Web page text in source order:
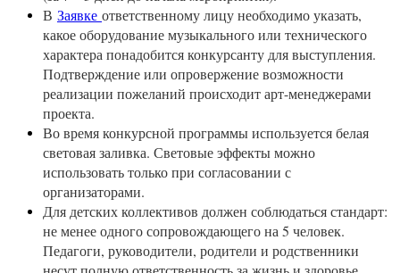
В Заявке ответственному лицу необходимо указать,
какое оборудование музыкального или технического
характера понадобится конкурсанту для выступления.
Подтверждение или опровержение возможности
реализации пожеланий происходит арт-менеджерами
проекта.
Во время конкурсной программы используется белая
световая заливка. Световые эффекты можно
использовать только при согласовании с
организаторами.
Для детских коллективов должен соблюдаться стандарт:
не менее одного сопровождающего на 5 человек.
Педагоги, руководители, родители и родственники